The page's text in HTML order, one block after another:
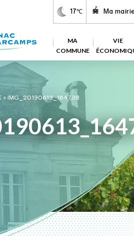
17℃ Ma
MA
COMMUNE
VIE
»IMG_20190613_164738